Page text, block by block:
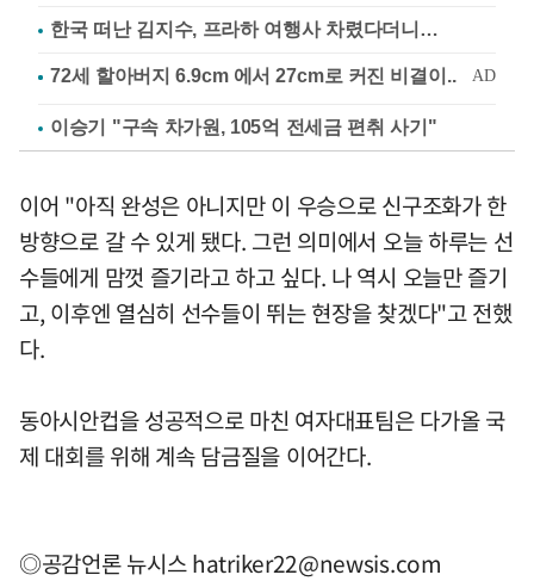
한국 떠난 김지수, 프라하 여행사 차렸다더니…
이승기 "구속 차가원, 105억 전세금 편취 사기"
이어 "아직 완성은 아니지만 이 우승으로 신구조화가 한
방향으로 갈 수 있게 됐다. 그런 의미에서 오늘 하루는 선
수들에게 맘껏 즐기라고 하고 싶다. 나 역시 오늘만 즐기
고, 이후엔 열심히 선수들이 뛰는 현장을 찾겠다"고 전했
다.
동아시안컵을 성공적으로 마친 여자대표팀은 다가올 국
제 대회를 위해 계속 담금질을 이어간다.
◎공감언론 뉴시스hatriker22@newsis.com